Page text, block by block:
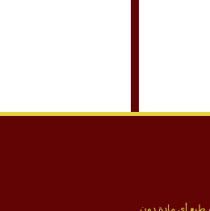
طبع أي مادة دون